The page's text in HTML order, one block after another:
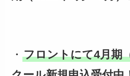
・フロントにて4月期